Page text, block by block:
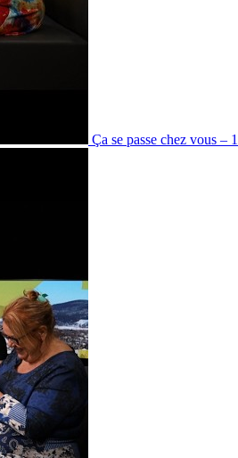
Ça se passe chez vous –